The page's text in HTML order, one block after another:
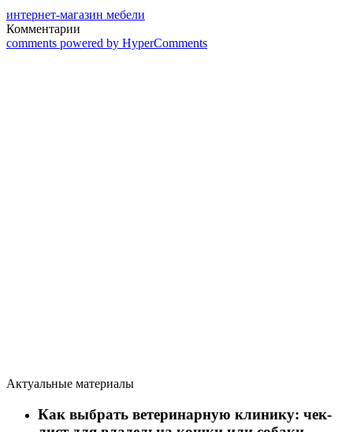
интернет-магазин мебели
Комментарии
comments powered by HyperComments
Актуальные материалы
Как выбрать ветеринарную клинику: чек-